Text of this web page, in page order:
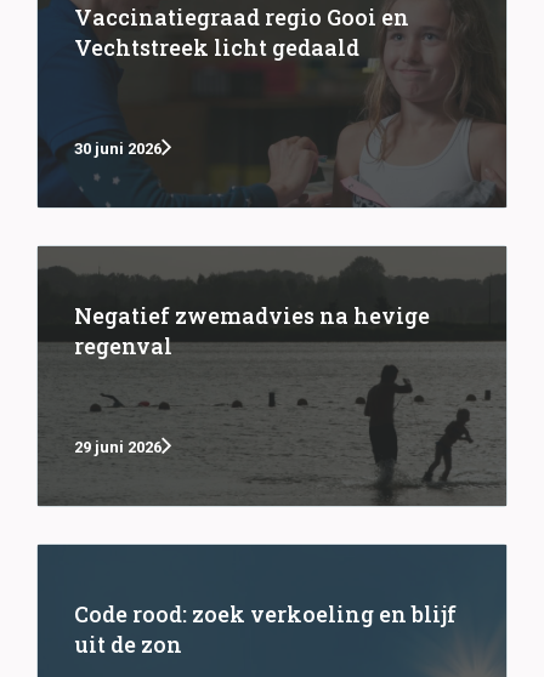
Vaccinatiegraad regio Gooi en
Vechtstreek licht gedaald
30 juni 2026
Negatief zwemadvies na hevige
regenval
29 juni 2026
Code rood: zoek verkoeling en blijf
uit de zon